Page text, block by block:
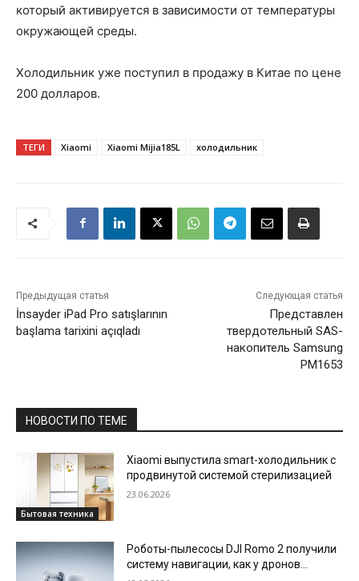
который активируется в зависимости от температуры
окружающей среды.
Холодильник уже поступил в продажу в Китае по цене
200 долларов.
ТЕГИ Xiaomi Xiaomi Mijia185L холодильник
Предыдущая статья
İnsayder iPad Pro satışlarının
başlama tarixini açıqladı
Следующая статья
Представлен
твердотельный SAS-
накопитель Samsung
PM1653
НОВОСТИ ПО ТЕМЕ
Бытовая техника
Xiaomi выпустила smart-холодильник с
продвинутой системой стерилизацией
23.06.2026
Роботы-пылесосы DJI Romo 2 получили
систему навигации, как у дронов